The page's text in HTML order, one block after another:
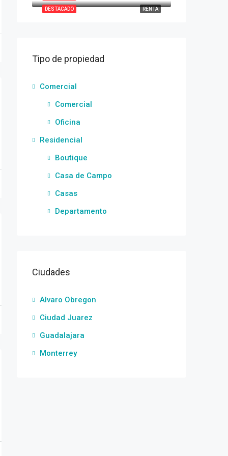
RENTA
DESTACADO
Tipo de propiedad
Comercial
Comercial
Oficina
Residencial
Boutique
Casa de Campo
Casas
Departamento
Ciudades
Alvaro Obregon
Ciudad Juarez
Guadalajara
Monterrey